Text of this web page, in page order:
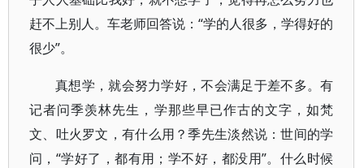
赶不上别人。车老师回答说：“学的人很多，学得好的
很少”。
真想学，就会努力学好，不会满足于差不多。有
记者问季羡林先生，学那些早已作古的文字，如梵
文、吐火罗文，有什么用？季先生淡然说：世间的学
问，“学好了，都有用；学不好，都没用”。什么时候